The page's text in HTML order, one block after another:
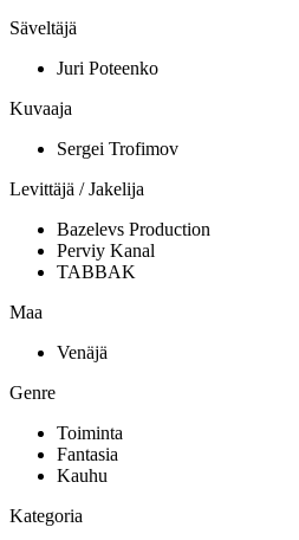
Säveltäjä
Juri Poteenko
Kuvaaja
Sergei Trofimov
Levittäjä / Jakelija
Bazelevs Production
Perviy Kanal
TABBAK
Maa
Venäjä
Genre
Toiminta
Fantasia
Kauhu
Kategoria